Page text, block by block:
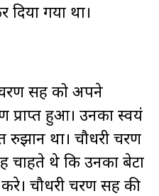
दिया गया था।
सिंह को अपने
प्राप्त हुआ। उनका स्वयं
रुझान था। चौधरी चरण
चाहते थे कि उनका बेटा
चौधरी चरण सिंह की